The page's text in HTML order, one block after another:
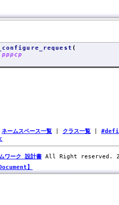
(
pppcp
ネームスペース一覧 クラス一覧
ワーク 設計書 All Right reserved.
】